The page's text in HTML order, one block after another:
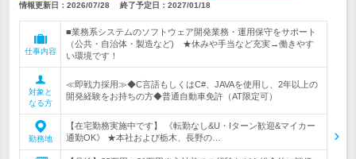
情報更新日：2026/07/28 終了予定日： 2027/01/18
仕事内容
■業務系システムのソフトウェア開発業務・運用保守をサポート
（公共・自治体・製造など) ★休みや手当など充実→働きやす
い環境です！
対象と
なる方
≪即戦力採用≫◆C言語もしくはC#、JAVAを使用し、2年以上の
開発経験をお持ちの方◆普通自動車免許（AT限定可）
勤務地
【在宅勤務実施中です】 《転勤なし&U・Iターン歓迎&マイカー
通勤OK》 ★本社および栃木、長野の…